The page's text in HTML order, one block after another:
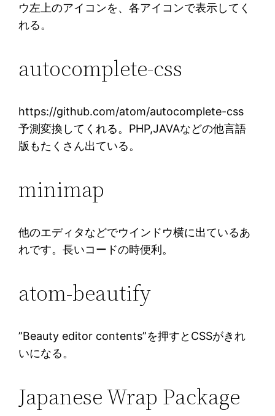
ウ左上のアイコンを、各アイコンで表示してく
れる。
autocomplete-css
https://github.com/atom/autocomplete-css
予測変換してくれる。PHP,JAVAなどの他言語
版もたくさん出ている。
minimap
他のエディタなどでウインドウ横に出ているあ
れです。長いコードの時便利。
atom-beautify
”Beauty editor contents”を押すとCSSがきれ
いになる。
Japanese Wrap Package